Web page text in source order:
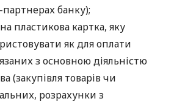
банку);
пластикова картка, яку
як для оплати
з основною діяльністю
(закупівля товарів чи
розрахунки з